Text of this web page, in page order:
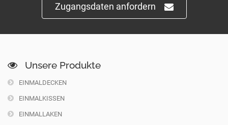
Zugangsdaten anfordern
Unsere Produkte
EINMALDECKEN
EINMALKISSEN
EINMALLAKEN